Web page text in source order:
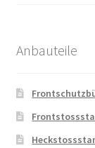
Anbauteile